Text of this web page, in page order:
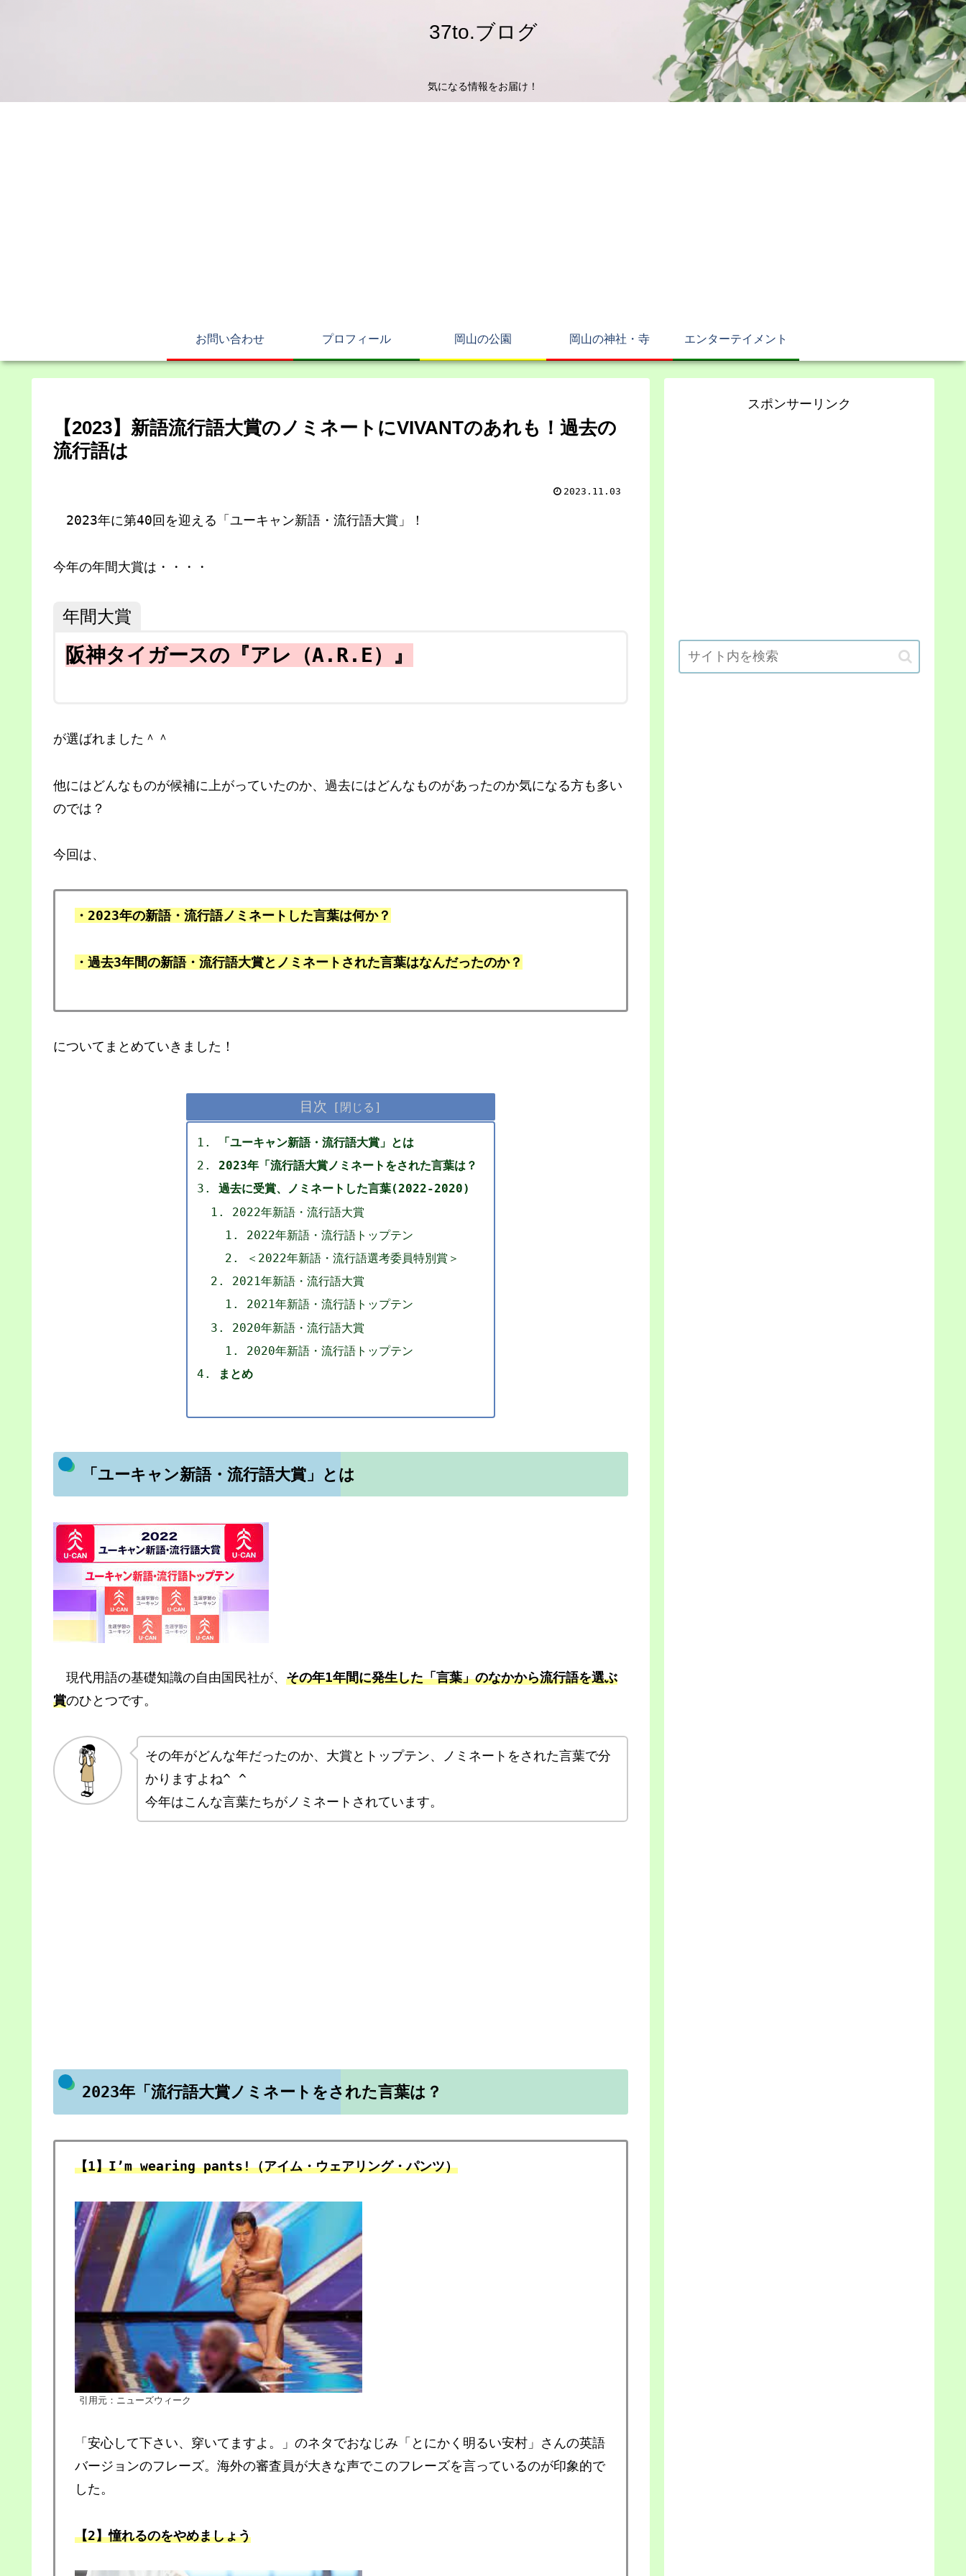
37to.ブログ
気になる情報をお届け！
お問い合わせ プロフィール 岡山の公園 岡山の神社・寺 エンターテイメント
【2023】新語流行語大賞のノミネートにVIVANTのあれも！過去の
流行語は
2023.11.03
2023年に第40回を迎える「ユーキャン新語・流行語大賞」！
今年の年間大賞は・・・・
年間大賞
阪神タイガースの『アレ（A.R.E）』
が選ばれました＾＾
他にはどんなものが候補に上がっていたのか、過去にはどんなものがあったのか気になる方も多い
のでは？
今回は、
・2023年の新語・流行語ノミネートした言葉は何か？
・過去3年間の新語・流行語大賞とノミネートされた言葉はなんだったのか？
についてまとめていきました！
目次
「ユーキャン新語・流行語大賞」とは
2023年「流行語大賞ノミネートをされた言葉は？
過去に受賞、ノミネートした言葉(2022-2020)
2022年新語・流行語大賞
2022年新語・流行語トップテン
＜2022年新語・流行語選考委員特別賞＞
2021年新語・流行語大賞
2021年新語・流行語トップテン
2020年新語・流行語大賞
2020年新語・流行語トップテン
まとめ
「ユーキャン新語・流行語大賞」とは
現代用語の基礎知識の自由国民社が、 その年1年間に発生した「言葉」のなかから流行語を選ぶ
賞のひとつです。
その年がどんな年だったのか、大賞とトップテン、ノミネートをされた言葉で分
かりますよね^ ^
今年はこんな言葉たちがノミネートされています。
2023年「流行語大賞ノミネートをされた言葉は？
【1】I’m wearing pants!（アイム・ウェアリング・パンツ）
引用元：ニューズウィーク
「安心して下さい、穿いてますよ。」のネタでおなじみ「とにかく明るい安村」さんの英語
バージョンのフレーズ。海外の審査員が大きな声でこのフレーズを言っているのが印象的で
した。
【2】憧れるのをやめましょう
スポンサーリンク